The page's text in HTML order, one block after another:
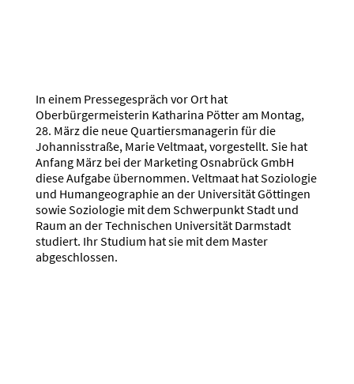
In einem Pressegespräch vor Ort hat
Oberbürgermeisterin Katharina Pötter am Montag,
28. März die neue Quartiersmanagerin für die
Johannisstraße, Marie Veltmaat, vorgestellt. Sie hat
Anfang März bei der Marketing Osnabrück GmbH
diese Aufgabe übernommen. Veltmaat hat Soziologie
und Humangeographie an der Universität Göttingen
sowie Soziologie mit dem Schwerpunkt Stadt und
Raum an der Technischen Universität Darmstadt
studiert. Ihr Studium hat sie mit dem Master
abgeschlossen.